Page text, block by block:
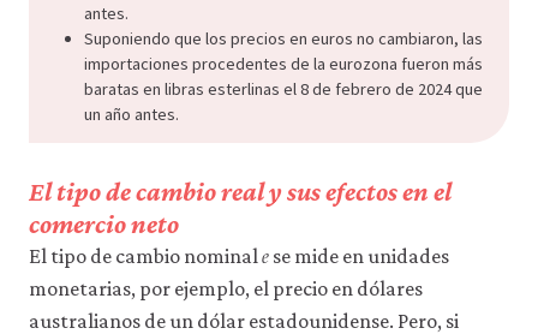
antes.
Suponiendo que los precios en euros no cambiaron, las
importaciones procedentes de la eurozona fueron más
baratas en libras esterlinas el 8 de febrero de 2024 que
un año antes.
El tipo de cambio real y sus efectos en el
comercio neto
El tipo de cambio nominal𝑒se mide en unidades
monetarias, por ejemplo, el precio en dólares
australianos de un dólar estadounidense. Pero, si